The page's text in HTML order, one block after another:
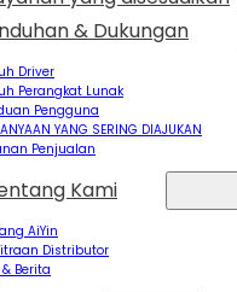
& Dukungan
Driver
Perangkat Lunak
Pengguna
YANG SERING DIAJUKAN
Penjualan
Kami
AiYin
Distributor
Berita